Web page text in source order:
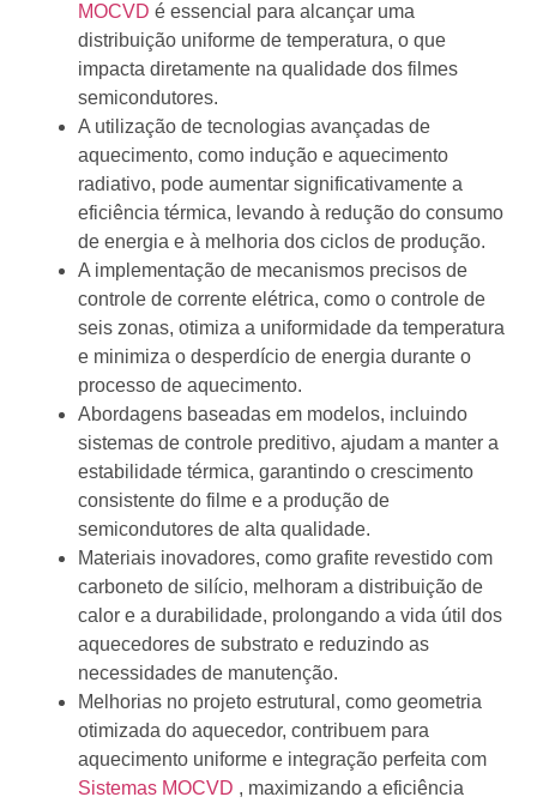
MOCVD é essencial para alcançar uma
distribuição uniforme de temperatura, o que
impacta diretamente na qualidade dos filmes
semicondutores.
A utilização de tecnologias avançadas de
aquecimento, como indução e aquecimento
radiativo, pode aumentar significativamente a
eficiência térmica, levando à redução do consumo
de energia e à melhoria dos ciclos de produção.
A implementação de mecanismos precisos de
controle de corrente elétrica, como o controle de
seis zonas, otimiza a uniformidade da temperatura
e minimiza o desperdício de energia durante o
processo de aquecimento.
Abordagens baseadas em modelos, incluindo
sistemas de controle preditivo, ajudam a manter a
estabilidade térmica, garantindo o crescimento
consistente do filme e a produção de
semicondutores de alta qualidade.
Materiais inovadores, como grafite revestido com
carboneto de silício, melhoram a distribuição de
calor e a durabilidade, prolongando a vida útil dos
aquecedores de substrato e reduzindo as
necessidades de manutenção.
Melhorias no projeto estrutural, como geometria
otimizada do aquecedor, contribuem para
aquecimento uniforme e integração perfeita com
Sistemas MOCVD , maximizando a eficiência